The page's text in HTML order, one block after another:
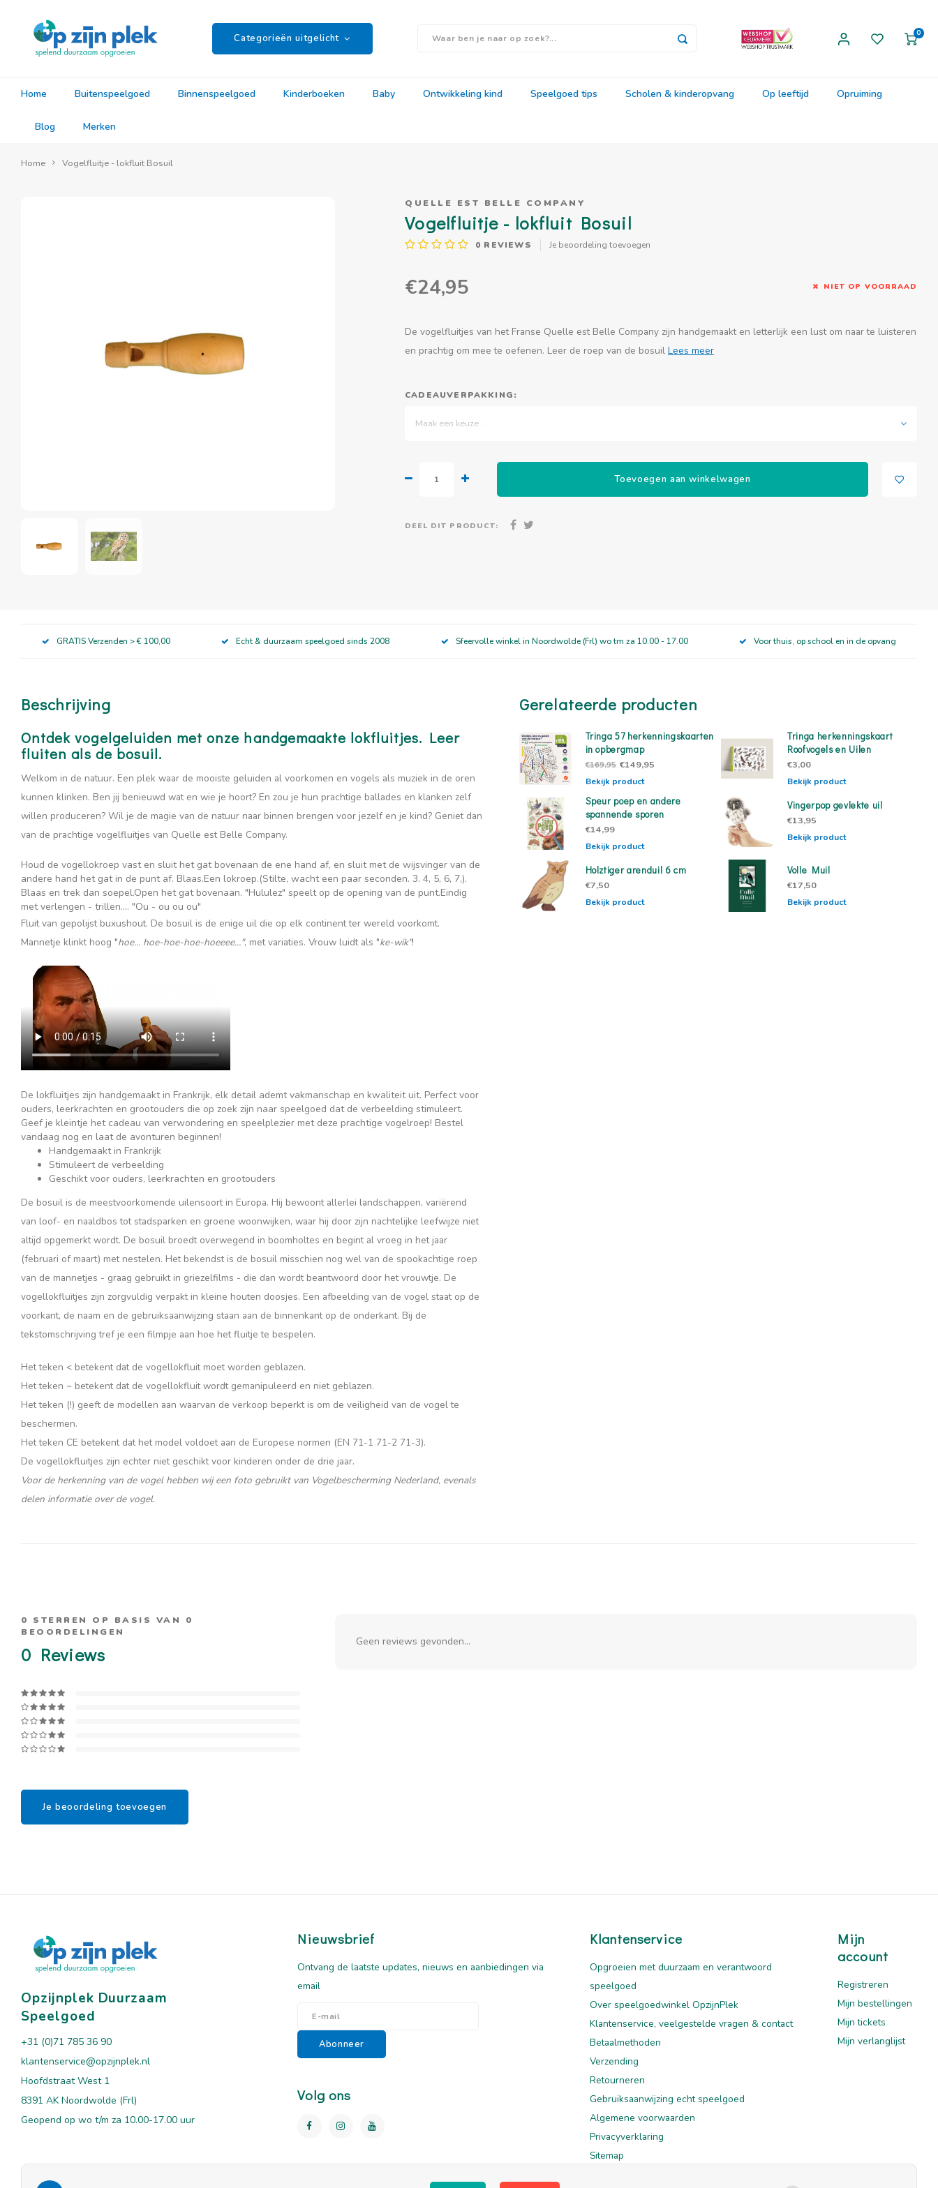
Categorieën uitgelicht 0
Home Buitenspeelgoed Binnenspeelgoed Kinderboeken Baby Ontwikkeling kind Speelgoed tips Scholen & kinderopvang Op leeftijd Opruiming
Blog Merken
Home Vogelfluitje - lokfluit Bosuil
QUELLE EST BELLE COMPANY
Vogelfluitje - lokfluit Bosuil
0 REVIEWS Je beoordeling toevoegen
€24,95 NIET OP VOORRAAD
De vogelfluitjes van het Franse Quelle est Belle Company zijn handgemaakt en letterlijk een lust om naar te luisteren
en prachtig om mee te oefenen. Leer de roep van de bosuil Lees meer
CADEAUVERPAKKING:
Maak een keuze...
Toevoegen aan winkelwagen
DEEL DIT PRODUCT:
GRATIS Verzenden > € 100,00 Echt & duurzaam speelgoed sinds 2008 Sfeervolle winkel in Noordwolde (Frl) wo tm za 10.00 - 17.00 Voor thuis, op school en in de opvang
Beschrijving
Ontdek vogelgeluiden met onze handgemaakte lokfluitjes. Leer
fluiten als de bosuil.
Welkom in de natuur. Een plek waar de mooiste geluiden al voorkomen en vogels als muziek in de oren
kunnen klinken. Ben jij benieuwd wat en wie je hoort? En zou je hun prachtige ballades en klanken zelf
willen produceren? Wil je de magie van de natuur naar binnen brengen voor jezelf en je kind? Geniet dan
van de prachtige vogelfluitjes van Quelle est Belle Company.
Houd de vogellokroep vast en sluit het gat bovenaan de ene hand af, en sluit met de wijsvinger van de
andere hand het gat in de punt af. Blaas.Een lokroep.(Stilte, wacht een paar seconden. 3. 4, 5, 6, 7,).
Blaas en trek dan soepel.Open het gat bovenaan. "Hululez" speelt op de opening van de punt.Eindig
met verlengen - trillen.… "Ou - ou ou ou"
Fluit van gepolijst buxushout. De bosuil is de enige uil die op elk continent ter wereld voorkomt.
Mannetje klinkt hoog "hoe… hoe-hoe-hoe-hoeeee…", met variaties. Vrouw luidt als "ke-wik"!
De lokfluitjes zijn handgemaakt in Frankrijk, elk detail ademt vakmanschap en kwaliteit uit. Perfect voor
ouders, leerkrachten en grootouders die op zoek zijn naar speelgoed dat de verbeelding stimuleert.
Geef je kleintje het cadeau van verwondering en speelplezier met deze prachtige vogelroep! Bestel
vandaag nog en laat de avonturen beginnen!
Handgemaakt in Frankrijk
Stimuleert de verbeelding
Geschikt voor ouders, leerkrachten en grootouders
De bosuil is de meestvoorkomende uilensoort in Europa. Hij bewoont allerlei landschappen, variërend
van loof- en naaldbos tot stadsparken en groene woonwijken, waar hij door zijn nachtelijke leefwijze niet
altijd opgemerkt wordt. De bosuil broedt overwegend in boomholtes en begint al vroeg in het jaar
(februari of maart) met nestelen. Het bekendst is de bosuil misschien nog wel van de spookachtige roep
van de mannetjes - graag gebruikt in griezelfilms - die dan wordt beantwoord door het vrouwtje. De
vogellokfluitjes zijn zorgvuldig verpakt in kleine houten doosjes. Een afbeelding van de vogel staat op de
voorkant, de naam en de gebruiksaanwijzing staan ​​aan de binnenkant op de onderkant. Bij de
tekstomschrijving tref je een filmpje aan hoe het fluitje te bespelen.
Het teken < betekent dat de vogellokfluit moet worden geblazen.
Het teken ~ betekent dat de vogellokfluit wordt gemanipuleerd en niet geblazen.
Het teken (!) geeft de modellen aan waarvan de verkoop beperkt is om de veiligheid van de vogel te
beschermen.
Het teken CE betekent dat het model voldoet aan de Europese normen (EN 71-1 71-2 71-3).
De vogellokfluitjes zijn echter niet geschikt voor kinderen onder de drie jaar.
Voor de herkenning van de vogel hebben wij een foto gebruikt van Vogelbescherming Nederland, evenals
delen informatie over de vogel.
Gerelateerde producten
Tringa 57 herkenningskaarten
in opbergmap
€169,95 €149,95
Bekijk product
Tringa herkenningskaart
Roofvogels en Uilen
€3,00
Bekijk product
Speur poep en andere
spannende sporen
€14,99
Bekijk product
Vingerpop gevlekte uil
€13,95
Bekijk product
Holztiger arenduil 6 cm
€7,50
Bekijk product
Volle Muil
€17,50
Bekijk product
0 STERREN OP BASIS VAN 0
BEOORDELINGEN
0 Reviews
Je beoordeling toevoegen
Geen reviews gevonden...
Opzijnplek Duurzaam
Speelgoed
+31 (0)71 785 36 90
klantenservice@opzijnplek.nl
Hoofdstraat West 1
8391 AK Noordwolde (Frl)
Geopend op wo t/m za 10.00-17.00 uur
Nieuwsbrief
Ontvang de laatste updates, nieuws en aanbiedingen via
email
Abonneer
Volg ons
Klantenservice
Opgroeien met duurzaam en verantwoord
speelgoed
Over speelgoedwinkel OpzijnPlek
Klantenservice, veelgestelde vragen & contact
Betaalmethoden
Verzending
Retourneren
Gebruiksaanwijzing echt speelgoed
Algemene voorwaarden
Privacyverklaring
Sitemap
Mijn
account
Registreren
Mijn bestellingen
Mijn tickets
Mijn verlanglijst